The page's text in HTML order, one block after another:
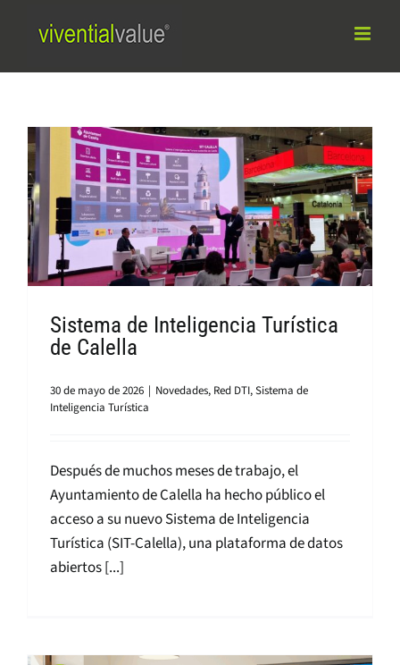
Sistema de Inteligencia Turística
de Calella
30 de mayo de 2026 | Novedades, Red DTI,Sistema de
Inteligencia Turística
Después de muchos meses de trabajo, el
Ayuntamiento de Calella ha hecho público el
acceso a su nuevo Sistema de Inteligencia
Turística (SIT-Calella), una plataforma de datos
abiertos [...]